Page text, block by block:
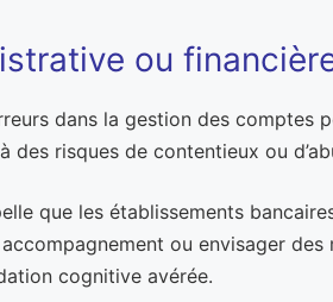
ou
dans la gestion des comptes
risques de contentieux ou
que les établissements
ou envisager
cognitive avérée.